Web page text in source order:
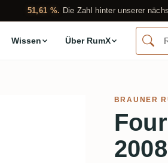
51,61 %. Die Zahl hinter unserer
Wissen Über RumX
BRAUNER
2008